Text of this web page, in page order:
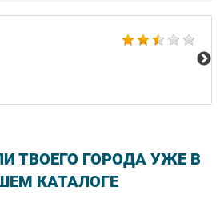
ТВОЕГО ГОРОДА УЖЕ В
КАТАЛОГЕ